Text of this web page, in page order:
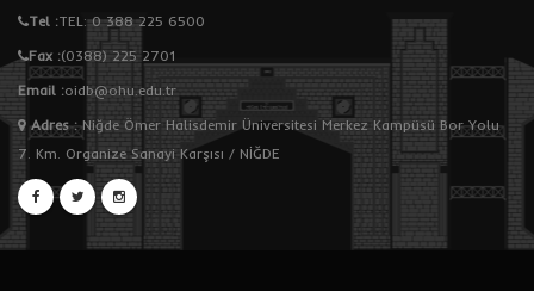
Tel :TEL: 0 388 225 6500
Fax :(0388) 225 2701
Email :oidb@ohu.edu.tr
Adres:Niğde Ömer Halisdemir Üniversitesi Merkez Kampüsü Bor Yolu
7. Km. Organize Sanayi Karşısı / NİĞDE